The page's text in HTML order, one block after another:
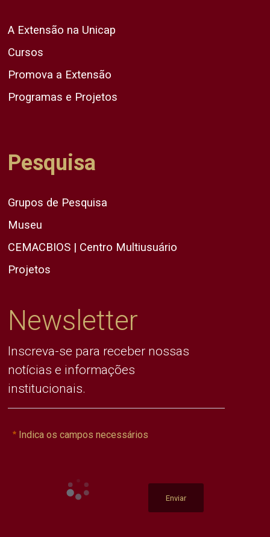
A Extensão na Unicap
Cursos
Promova a Extensão
Programas e Projetos
Pesquisa
Grupos de Pesquisa
Museu
CEMACBIOS | Centro Multiusuário
Projetos
Newsletter
Inscreva-se para receber nossas
notícias e informações
institucionais.
Indica os campos necessários
Enviar